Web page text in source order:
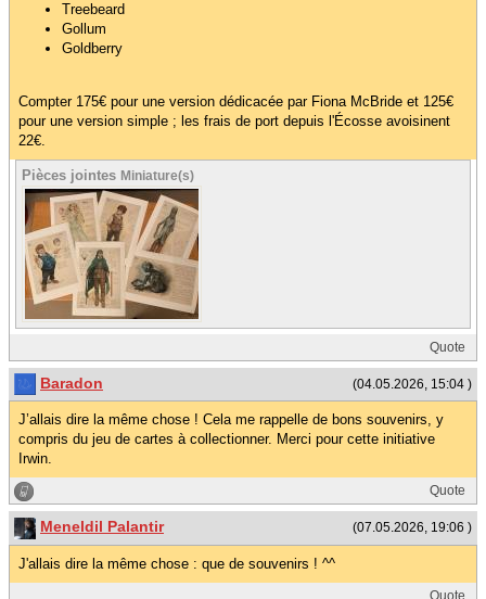
Treebeard
Gollum
Goldberry
Compter 175€ pour une version dédicacée par Fiona McBride et 125€
pour une version simple ; les frais de port depuis l'Écosse avoisinent
22€.
Pièces jointes Miniature(s)
Quote
(04.05.2026, 15:04 )
Baradon
J’allais dire la même chose ! Cela me rappelle de bons souvenirs, y
compris du jeu de cartes à collectionner. Merci pour cette initiative
Irwin.
Quote
(07.05.2026, 19:06 )
Meneldil Palantir
J'allais dire la même chose : que de souvenirs ! ^^
Quote